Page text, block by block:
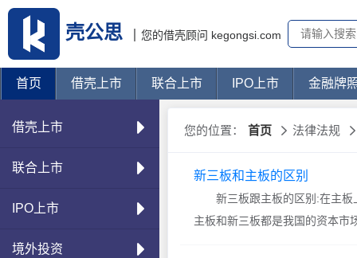
壳公思 您的借壳顾问 kegongsi.com
首页 借壳上市 联合上市 IPO上市 金融牌
借壳上市
联合上市
IPO上市
境外投资
您的位置： 首页 法律法规
新三板和主板的区别
新三板跟主板的区别:在主板
主板和新三板都是我国的资本市